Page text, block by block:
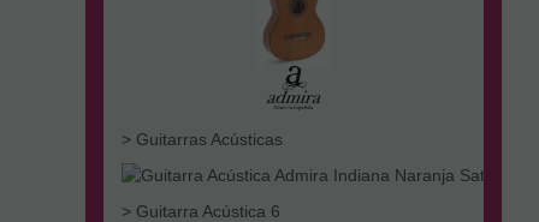
> Guitarras Acústicas
> Guitarra Acústica 6